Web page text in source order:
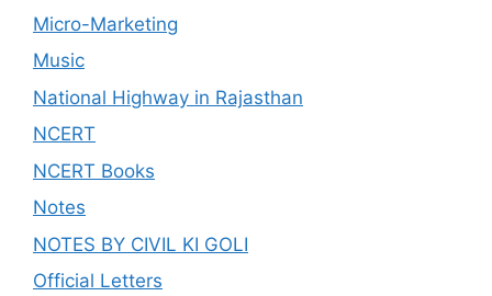
Micro-Marketing
Music
National Highway in Rajasthan
NCERT
NCERT Books
Notes
NOTES BY CIVIL KI GOLI
Official Letters